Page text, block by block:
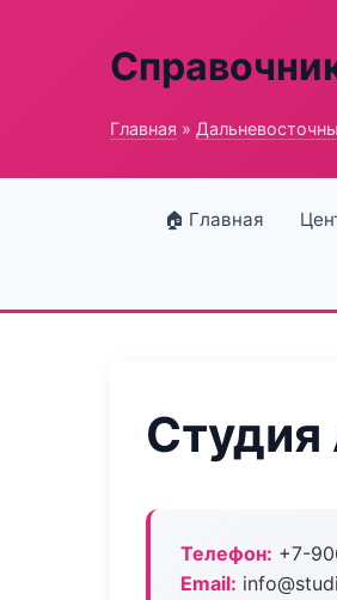
Главная »
🏠 Главная
Студия
Телефон: +7-
Email: